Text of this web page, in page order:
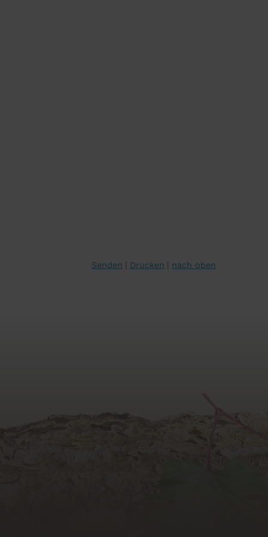
Senden Drucken nach oben